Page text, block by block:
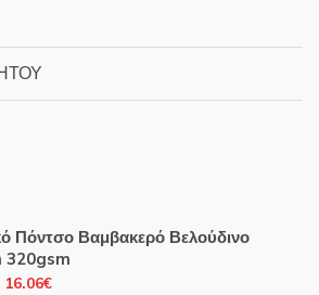
Πόντσο Βαμβακερό Βελούδινο
Original
16.06€Η